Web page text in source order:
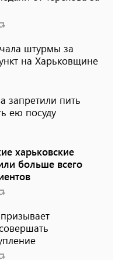
штурмы за
на Харьковщине
запретили пить
ею посуду
харьковские
больше всего